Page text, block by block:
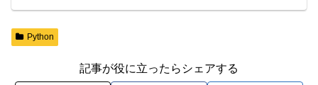
Python
記事が役に立ったらシェアする